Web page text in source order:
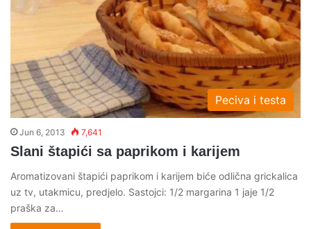
Peciva i testa
Jun 6, 2013 7,641
Slani štapići sa paprikom i karijem
Aromatizovani štapići paprikom i karijem biće odlična grickalica
uz tv, utakmicu, predjelo. Sastojci: 1/2 margarina 1 jaje 1/2
praška za…